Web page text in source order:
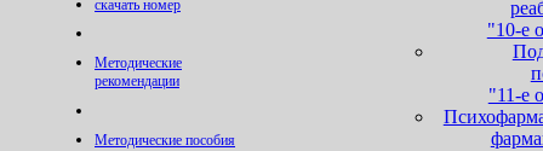
"10-е
"11-е
скачать номер
Методические
рекомендации
Методические пособия